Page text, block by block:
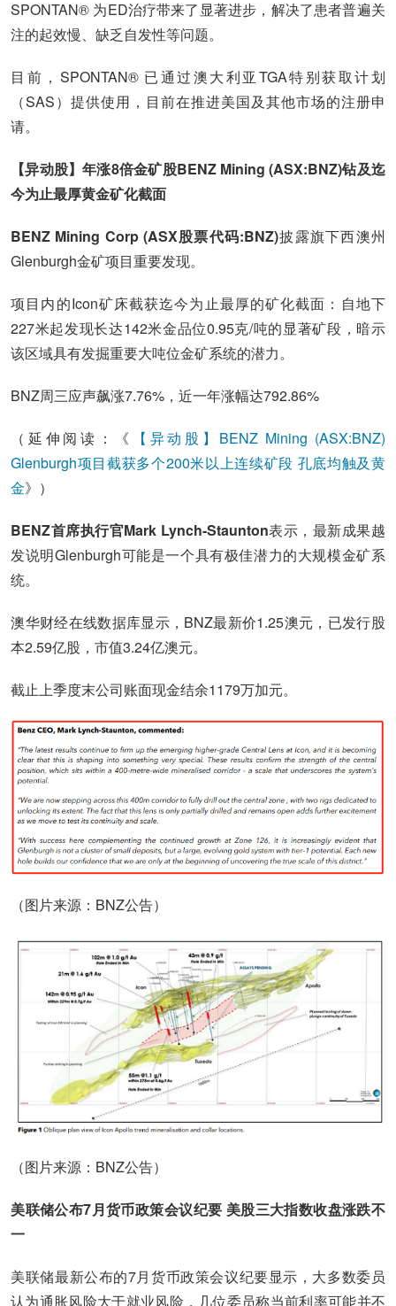
SPONTAN® 为ED治疗带来了显著进步，解决了患者普遍关
注的起效慢、缺乏自发性等问题。
目前，SPONTAN® 已通过澳大利亚TGA特别获取计划
（SAS）提供使用，目前在推进美国及其他市场的注册申
请。
【异动股】年涨8倍金矿股BENZ Mining (ASX:BNZ)钻及迄
今为止最厚黄金矿化截面
BENZ Mining Corp (ASX股票代码:BNZ)披露旗下西澳州
Glenburgh金矿项目重要发现。
项目内的Icon矿床截获迄今为止最厚的矿化截面：自地下
227米起发现长达142米金品位0.95克/吨的显著矿段，暗示
该区域具有发掘重要大吨位金矿系统的潜力。
BNZ周三应声飙涨7.76%，近一年涨幅达792.86%
（延伸阅读：《
【异动股】BENZ Mining (ASX:BNZ)
Glenburgh项目截获多个200米以上连续矿段 孔底均触及黄
金》）
BENZ首席执行官Mark Lynch-Staunton表示，最新成果越
发说明Glenburgh可能是一个具有极佳潜力的大规模金矿系
统。
澳华财经在线数据库显示，BNZ最新价1.25澳元，已发行股
本2.59亿股，市值3.24亿澳元。
截止上季度末公司账面现金结余1179万加元。
（图片来源：BNZ公告）
（图片来源：BNZ公告）
美联储公布7月货币政策会议纪要 美股三大指数收盘涨跌不
一
美联储最新公布的7月货币政策会议纪要显示，大多数委员
认为通胀风险大于就业风险，几位委员称当前利率可能并不